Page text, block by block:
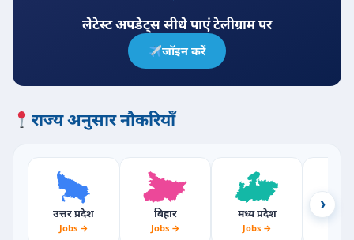
लेटेस्ट अपडेट्स सीधे पाएं टेलीग्राम पर
जॉइन करें
राज्य अनुसार नौकरियाँ
उत्तर प्रदेश
Jobs →
बिहार
Jobs →
मध्य प्रदेश
Jobs →
›